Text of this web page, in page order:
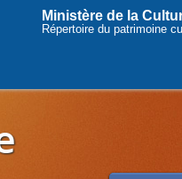
Ministère de la
Répertoire du patrimoine